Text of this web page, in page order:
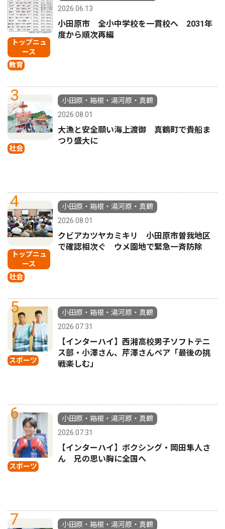
トップニュ
ース
教育
2026.06.13
小田原市 全小中学校を一貫校へ 2031年
度から順次再編
3
社会
小田原・箱根・湯河原・真鶴
2026.08.01
大漁と安全願い海上渡御 真鶴町で貴船ま
つり盛大に
4
トップニュ
ース
社会
小田原・箱根・湯河原・真鶴
2026.08.01
クビアカツヤカミキリ 小田原市曽我地区
で確認相次ぐ ウメ園地で緊急一斉防除
5
スポーツ
小田原・箱根・湯河原・真鶴
2026.07.31
【インターハイ】西湘高校男子ソフトテニ
ス部・小澤さん、芹澤さんペア「最後の挑
戦楽しむ」
6
スポーツ
小田原・箱根・湯河原・真鶴
2026.07.31
【インターハイ】ボクシング・岡田隼人さ
ん 兄の思い胸に全国へ
7 小田原・箱根・湯河原・真鶴